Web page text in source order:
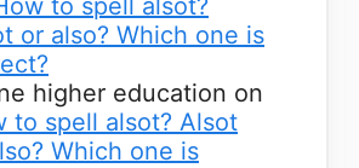
to spell alsot?
or also? Which one is
higher education on
to spell alsot? Alsot
Which one is